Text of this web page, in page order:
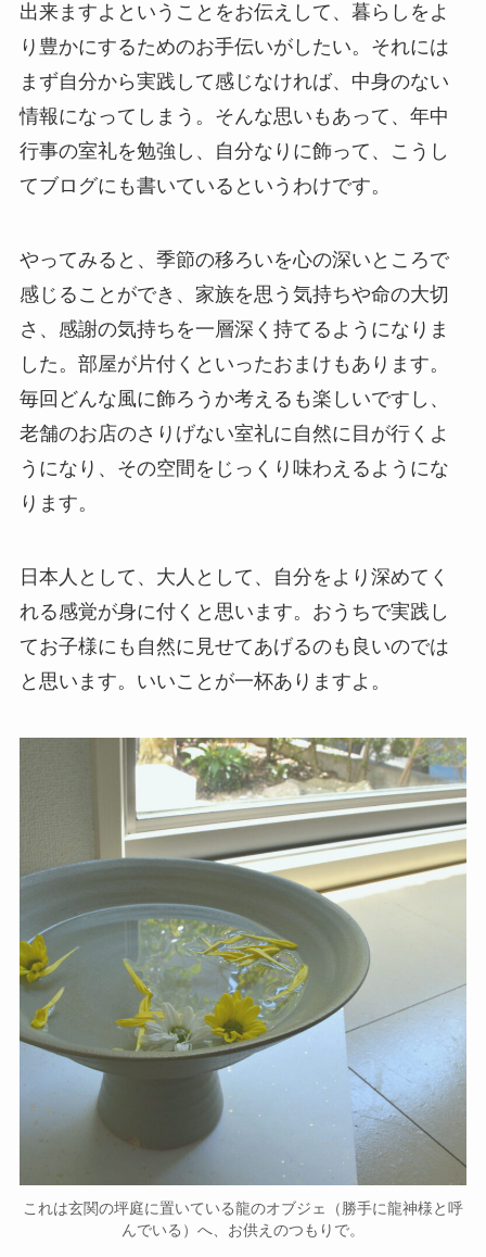
出来ますよということをお伝えして、暮らしをよ
り豊かにするためのお手伝いがしたい。それには
まず自分から実践して感じなければ、中身のない
情報になってしまう。そんな思いもあって、年中
行事の室礼を勉強し、自分なりに飾って、こうし
てブログにも書いているというわけです。
やってみると、季節の移ろいを心の深いところで
感じることができ、家族を思う気持ちや命の大切
さ、感謝の気持ちを一層深く持てるようになりま
した。部屋が片付くといったおまけもあります。
毎回どんな風に飾ろうか考えるも楽しいですし、
老舗のお店のさりげない室礼に自然に目が行くよ
うになり、その空間をじっくり味わえるようにな
ります。
日本人として、大人として、自分をより深めてく
れる感覚が身に付くと思います。おうちで実践し
てお子様にも自然に見せてあげるのも良いのでは
と思います。いいことが一杯ありますよ。
これは玄関の坪庭に置いている龍のオブジェ（勝手に龍神様と呼
んでいる）へ、お供えのつもりで。